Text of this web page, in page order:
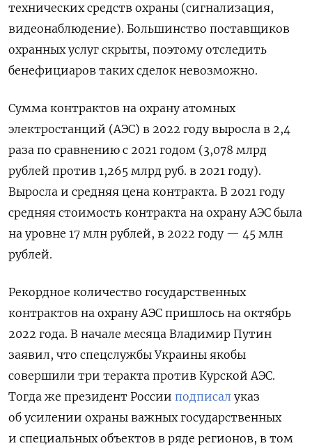
технических средств охраны (сигнализация,
видеонаблюдение). Большинство поставщиков
охранных услуг скрыты, поэтому отследить
бенефициаров таких сделок невозможно.
Сумма контрактов на охрану атомных
электростанций (АЭС) в 2022 году выросла в 2,4
раза по сравнению с 2021 годом (3,078 млрд
рублей против 1,265 млрд руб. в 2021 году).
Выросла и средняя цена контракта. В 2021 году
средняя стоимость контракта на охрану АЭС была
на уровне 17 млн рублей, в 2022 году — 45 млн
рублей.
Рекордное количество государственных
контрактов на охрану АЭС пришлось на октябрь
2022 года. В начале месяца Владимир Путин
заявил, что спецслужбы Украины якобы
совершили три теракта против Курской АЭС.
Тогда же президент России подписал указ
об усилении охраны важных государственных
и специальных объектов в ряде регионов, в том